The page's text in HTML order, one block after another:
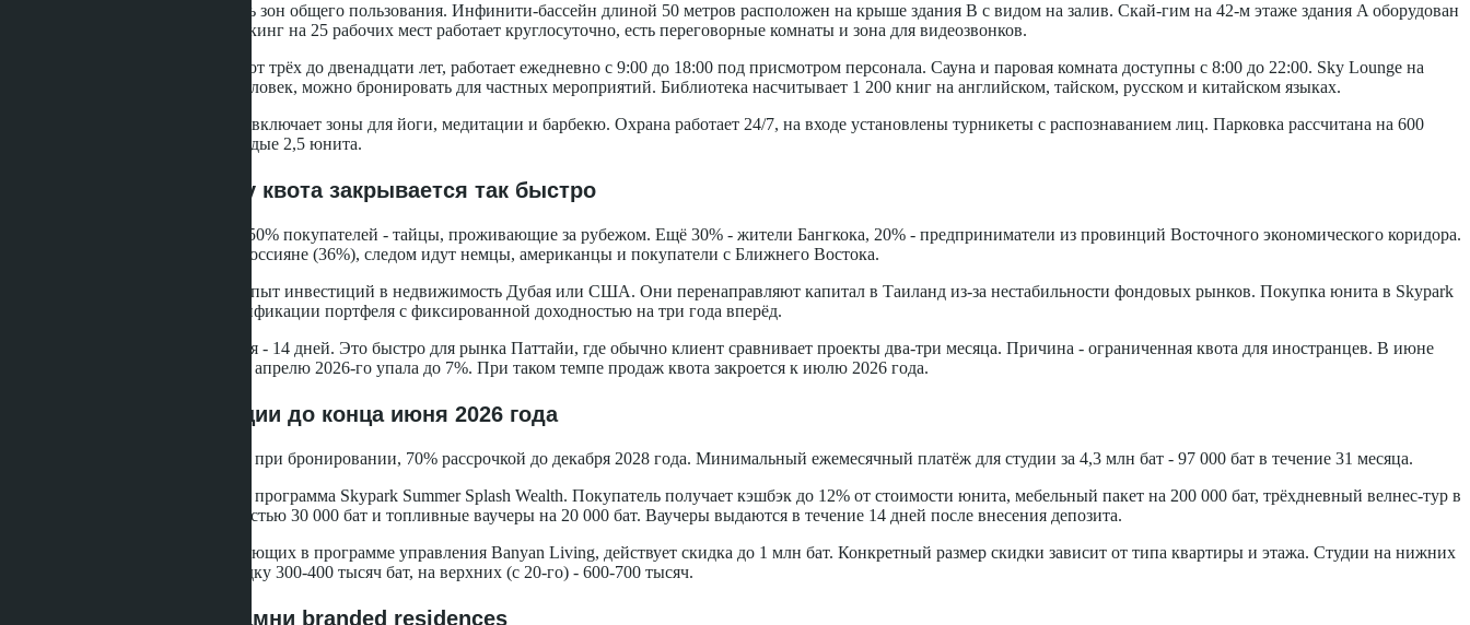
На территории комплекса девять зон общего пользования. Инфинити-бассейн длиной 50 метров расположен на крыше здания B с видом на залив. Скай-гим на 42-м этаже здания A оборудован
тренажёрами Technogym. Коворкинг на 25 рабочих мест работает круглосуточно, есть переговорные комнаты и зона для видеозвонков.
Детский клуб принимает детей от трёх до двенадцати лет, работает ежедневно с 9:00 до 18:00 под присмотром персонала. Сауна и паровая комната доступны с 8:00 до 22:00. Sky Lounge на
верхнем этаже вмещает до 80 человек, можно бронировать для частных мероприятий. Библиотека насчитывает 1 200 книг на английском, тайском, русском и китайском языках.
Сад на крыше площадью 800 м² включает зоны для йоги, медитации и барбекю. Охрана работает 24/7, на входе установлены турникеты с распознаванием лиц. Парковка рассчитана на 600
машиномест - по одному на каждые 2,5 юнита.
Кто покупает и почему квота закрывается так быстро
По данным Lunique Real Estate, 50% покупателей - тайцы, проживающие за рубежом. Ещё 30% - жители Бангкока, 20% - предприниматели из провинций Восточного экономического коридора.
Среди иностранцев лидируют россияне (36%), следом идут немцы, американцы и покупатели с Ближнего Востока.
Большинство клиентов имеют опыт инвестиций в недвижимость Дубая или США. Они перенаправляют капитал в Таиланд из-за нестабильности фондовых рынков. Покупка юнита в Skypark
Lucean для них - способ диверсификации портфеля с фиксированной доходностью на три года вперёд.
Средний срок принятия решения - 14 дней. Это быстро для рынка Паттайи, где обычно клиент сравнивает проекты два-три месяца. Причина - ограниченная квота для иностранцев. В июне
2025 года она составляла 15%, к апрелю 2026-го упала до 7%. При таком темпе продаж квота закроется к июлю 2026 года.
Условия покупки и акции до конца июня 2026 года
Стандартная схема оплаты: 30% при бронировании, 70% рассрочкой до декабря 2028 года. Минимальный ежемесячный платёж для студии за 4,3 млн бат - 97 000 бат в течение 31 месяца.
До 30 июня 2026 года действует программа Skypark Summer Splash Wealth. Покупатель получает кэшбэк до 12% от стоимости юнита, мебельный пакет на 200 000 бат, трёхдневный велнес-тур в
Health Land Resort & Spa стоимостью 30 000 бат и топливные ваучеры на 20 000 бат. Ваучеры выдаются в течение 14 дней после внесения депозита.
Для юнитов в здании B, участвующих в программе управления Banyan Living, действует скидка до 1 млн бат. Конкретный размер скидки зависит от типа квартиры и этажа. Студии на нижних
этажах (до 10-го) получают скидку 300-400 тысяч бат, на верхних (с 20-го) - 600-700 тысяч.
Риски и подводные камни branded residences